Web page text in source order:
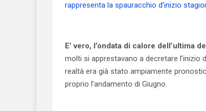
rappresenta la spauracchio d’inizio
E’ vero, l’ondata di calore dell’ultima
molti si apprestavano a decretare l’inizio
realtà era già stato ampiamente
proprio l’andamento di Giugno.